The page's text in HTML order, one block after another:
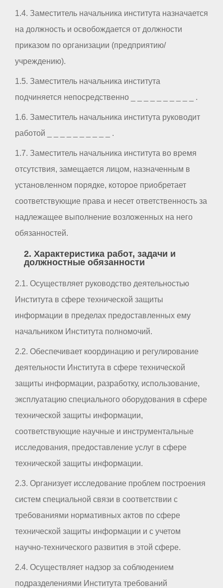
1.4. Заместитель начальника института назначается
на должность и освобождается от должности
приказом по организации (предприятию/
учреждению).
1.5. Заместитель начальника института
подчиняется непосредственно _ _ _ _ _ _ _ _ _ _ .
1.6. Заместитель начальника института руководит
работой _ _ _ _ _ _ _ _ _ _ .
1.7. Заместитель начальника института во время
отсутствия, замещается лицом, назначенным в
установленном порядке, которое приобретает
соответствующие права и несет ответственность за
надлежащее выполнение возложенных на него
обязанностей.
2. Характеристика работ, задачи и
должностные обязанности
2.1. Осуществляет руководство деятельностью
Института в сфере технической защиты
информации в пределах предоставленных ему
начальником Института полномочий.
2.2. Обеспечивает координацию и регулирование
деятельности Института в сфере технической
защиты информации, разработку, использование,
эксплуатацию специального оборудования в сфере
технической защиты информации,
соответствующие научные и инструментальные
исследования, предоставление услуг в сфере
технической защиты информации.
2.3. Организует исследование проблем построения
систем специальной связи в соответствии с
требованиями нормативных актов по сфере
технической защиты информации и с учетом
научно-технического развития в этой сфере.
2.4. Осуществляет надзор за соблюдением
подразделениями Института требований